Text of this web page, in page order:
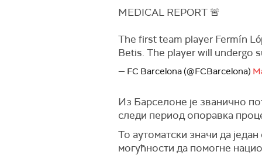
MEDICAL REPORT 🚨
The first team player Fermín
Betis. The player will undergo
— FC Barcelona (@FCBarcelona)
Из Барселоне је званично
следи период опоравка
То аутоматски значи да
могућности да помогне